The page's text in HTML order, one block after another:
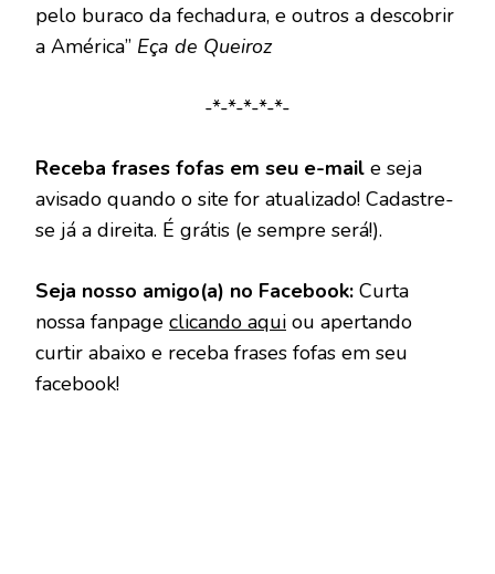
pelo buraco da fechadura, e outros a descobrir
a América” Eça de Queiroz
-*-*-*-*-*-
Receba frases fofas em seu e-mail e seja
avisado quando o site for atualizado! Cadastre-
se já a direita. É grátis (e sempre será!).
Seja nosso amigo(a) no Facebook: Curta
nossa fanpage clicando aqui ou apertando
curtir abaixo e receba frases fofas em seu
facebook!